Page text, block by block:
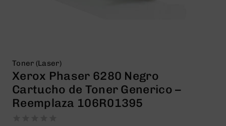
Toner (Laser)
Xerox Phaser 6280 Negro
Cartucho de Toner Generico –
Reemplaza 106R01395